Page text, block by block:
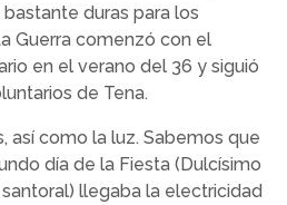
duras para los
Guerra comenzó con el
en el verano del 36 y siguió
de Tena.
así como la luz. Sabemos que
día de la Fiesta (Dulcísimo
llegaba la electricidad